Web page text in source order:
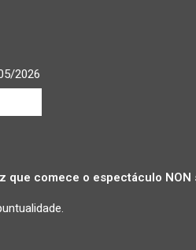
2026
que comece o espectáculo